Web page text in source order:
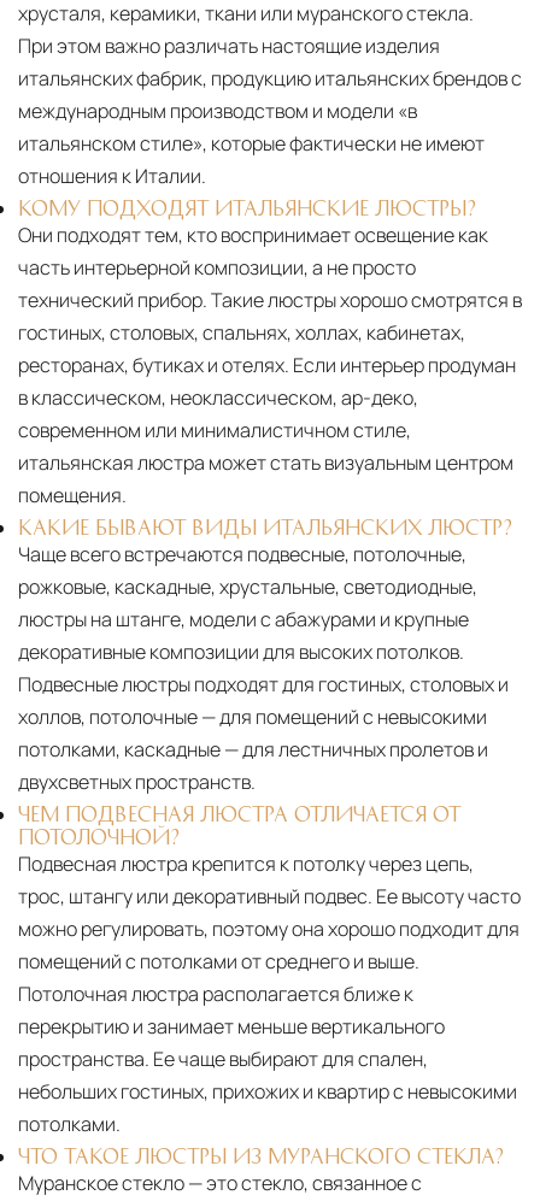
хрусталя, керамики, ткани или муранского стекла.
При этом важно различать настоящие изделия
итальянских фабрик, продукцию итальянских брендов с
международным производством и модели «в
итальянском стиле», которые фактически не имеют
отношения к Италии.
КОМУ ПОДХОДЯТ ИТАЛЬЯНСКИЕ ЛЮСТРЫ?
Они подходят тем, кто воспринимает освещение как
часть интерьерной композиции, а не просто
технический прибор. Такие люстры хорошо смотрятся в
гостиных, столовых, спальнях, холлах, кабинетах,
ресторанах, бутиках и отелях. Если интерьер продуман
в классическом, неоклассическом, ар-деко,
современном или минималистичном стиле,
итальянская люстра может стать визуальным центром
помещения.
КАКИЕ БЫВАЮТ ВИДЫ ИТАЛЬЯНСКИХ ЛЮСТР?
Чаще всего встречаются подвесные, потолочные,
рожковые, каскадные, хрустальные, светодиодные,
люстры на штанге, модели с абажурами и крупные
декоративные композиции для высоких потолков.
Подвесные люстры подходят для гостиных, столовых и
холлов, потолочные — для помещений с невысокими
потолками, каскадные — для лестничных пролетов и
двухсветных пространств.
ЧЕМ ПОДВЕСНАЯ ЛЮСТРА ОТЛИЧАЕТСЯ ОТ
ПОТОЛОЧНОЙ?
Подвесная люстра крепится к потолку через цепь,
трос, штангу или декоративный подвес. Ее высоту часто
можно регулировать, поэтому она хорошо подходит для
помещений с потолками от среднего и выше.
Потолочная люстра располагается ближе к
перекрытию и занимает меньше вертикального
пространства. Ее чаще выбирают для спален,
небольших гостиных, прихожих и квартир с невысокими
потолками.
ЧТО ТАКОЕ ЛЮСТРЫ ИЗ МУРАНСКОГО СТЕКЛА?
Муранское стекло — это стекло, связанное с